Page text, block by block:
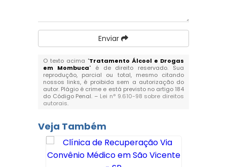
Enviar
O texto acima "Tratamento Álcool e Drogas
em Mombuca" é de direito reservado. Sua
reprodução, parcial ou total, mesmo citando
nossos links, é proibida sem a autorização do
autor. Plágio é crime e está previsto no artigo 184
do Código Penal. – Lei n° 9.610-98 sobre direitos
autorais.
Veja Também